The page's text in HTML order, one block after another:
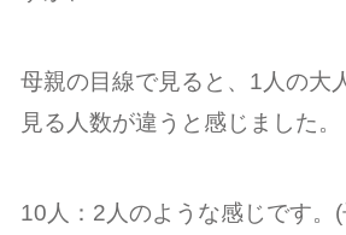
母親の目線で見ると、1人の大
見る人数が違うと感じました。
10人：2人のような感じです。(